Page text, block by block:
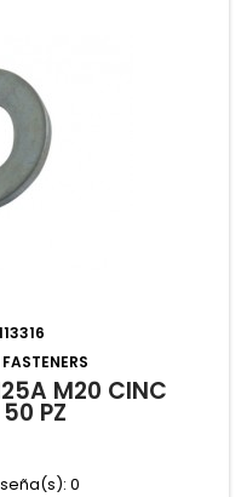
M20 CINC
PZ
0